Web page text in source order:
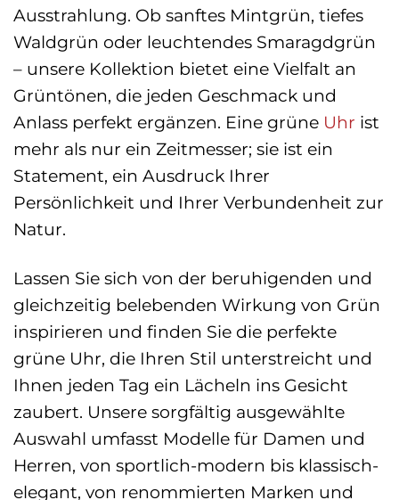
Ausstrahlung. Ob sanftes Mintgrün, tiefes
Waldgrün oder leuchtendes Smaragdgrün
– unsere Kollektion bietet eine Vielfalt an
Grüntönen, die jeden Geschmack und
Anlass perfekt ergänzen. Eine grüne Uhr ist
mehr als nur ein Zeitmesser; sie ist ein
Statement, ein Ausdruck Ihrer
Persönlichkeit und Ihrer Verbundenheit zur
Natur.
Lassen Sie sich von der beruhigenden und
gleichzeitig belebenden Wirkung von Grün
inspirieren und finden Sie die perfekte
grüne Uhr, die Ihren Stil unterstreicht und
Ihnen jeden Tag ein Lächeln ins Gesicht
zaubert. Unsere sorgfältig ausgewählte
Auswahl umfasst Modelle für Damen und
Herren, von sportlich-modern bis klassisch-
elegant, von renommierten Marken und